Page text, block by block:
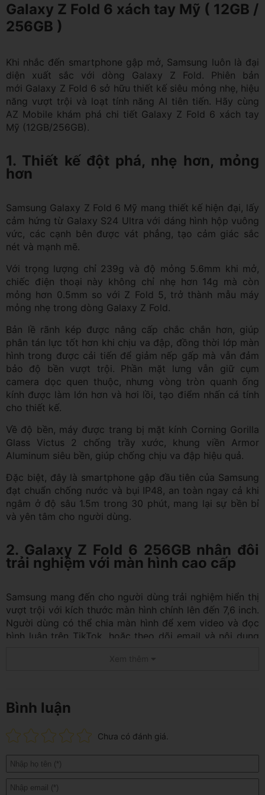
Galaxy Z Fold 6 xách tay Mỹ ( 12GB /
256GB )
Khi nhắc đến smartphone gập mở, Samsung luôn là đại
diện xuất sắc với dòng Galaxy Z Fold. Phiên bản
mới Galaxy Z Fold 6 sở hữu thiết kế siêu mỏng nhẹ, hiệu
năng vượt trội và loạt tính năng AI tiên tiến. Hãy cùng
AZ Mobile khám phá chi tiết Galaxy Z Fold 6 xách tay
Mỹ (12GB/256GB).
1. Thiết kế đột phá, nhẹ hơn, mỏng
hơn
Samsung Galaxy Z Fold 6 Mỹ mang thiết kế hiện đại, lấy
cảm hứng từ Galaxy S24 Ultra với dáng hình hộp vuông
vức, các cạnh bên được vát phẳng, tạo cảm giác sắc
nét và mạnh mẽ.
Với trọng lượng chỉ 239g và độ mỏng 5.6mm khi mở,
chiếc điện thoại này không chỉ nhẹ hơn 14g mà còn
mỏng hơn 0.5mm so với Z Fold 5, trở thành mẫu máy
mỏng nhẹ trong dòng Galaxy Z Fold.
Bản lề rãnh kép được nâng cấp chắc chắn hơn, giúp
phân tán lực tốt hơn khi chịu va đập, đồng thời lớp màn
hình trong được cải tiến để giảm nếp gấp mà vẫn đảm
bảo độ bền vượt trội. Phần mặt lưng vẫn giữ cụm
camera dọc quen thuộc, nhưng vòng tròn quanh ống
kính được làm lớn hơn và hơi lồi, tạo điểm nhấn cá tính
cho thiết kế.
Về độ bền, máy được trang bị mặt kính Corning Gorilla
Glass Victus 2 chống trầy xước, khung viền Armor
Aluminum siêu bền, giúp chống chịu va đập hiệu quả.
Đặc biệt, đây là smartphone gập đầu tiên của Samsung
đạt chuẩn chống nước và bụi IP48, an toàn ngay cả khi
ngâm ở độ sâu 1.5m trong 30 phút, mang lại sự bền bỉ
và yên tâm cho người dùng.
2. Galaxy Z Fold 6 256GB nhân đôi
trải nghiệm với màn hình cao cấp
Samsung mang đến cho người dùng trải nghiệm hiển thị
vượt trội với kích thước màn hình chính lên đến 7,6 inch.
Người dùng có thể chia màn hình để xem video và đọc
bình luận trên TikTok, hoặc theo dõi email và nội dung
Cả hai màn hình đều sử dụng công nghệ Dynamic
AMOLED 2X tiên tiến, mang đến hình ảnh sắc nét, màu
sắc chân thực và độ sáng ấn tượng. Màn hình chính đạt
độ phân giải QXGA+ (2160 x 1856 pixels), trong khi
màn hình phụ có độ phân giải HD+ (968 x 2376 pixels),
đảm bảo mọi chi tiết đều hiển thị hoàn hảo từ trong ra
Bình luận
Chưa có đánh giá.